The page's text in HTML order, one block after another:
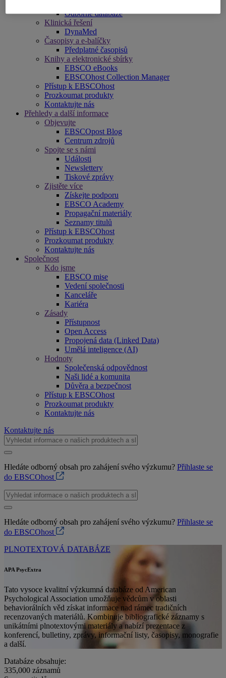
Odborné databáze
Klinická řešení
DynaMed
Časopisy a e-balíčky
Předplatné časopisů
Knihy a elektronické sbírky
EBSCO eBooks
EBSCOhost Collection Manager
Přístup k EBSCOhost
Prozkoumat produkty
Kontaktujte nás
Přehledy a další informace
Objevujte
EBSCOpost Blog
Centrum zdrojů
Spojte se s námi
Události
Newslettery
Tiskové zprávy
Zjistěte více
Získejte podporu
EBSCO Academy
Propagační materiály
Seznamy titulů
Přístup k EBSCOhost
Prozkoumat produkty
Kontaktujte nás
Společnost
Kdo jsme
EBSCO mise
Vedení společnosti
Kanceláře
Kariéra
Zásady
Přístupnost
Open Access
Propojená data (Linked Data)
Umělá inteligence (AI)
Hodnoty
Společenská odpovědnost
Naši lidé a komunita
Důvěra a bezpečnost
Přístup k EBSCOhost
Prozkoumat produkty
Kontaktujte nás
Kontaktujte nás
Hledáte odborný obsah pro zahájení svého výzkumu? Přihlaste se
do EBSCOhost
Hledáte odborný obsah pro zahájení svého výzkumu? Přihlaste se
do EBSCOhost
PLNOTEXTOVÁ DATABÁZE
APA PsycExtra
Tato vysoce kvalitní výzkumná databáze od American
Psychological Association umožňuje vědcům v oblasti
behaviorálních věd získat informace nad rámec tradičních
recenzovaných materiálů. Kombinuje bibliografické záznamy s
unikátními plnotextovými materiály a nabízí prezentace z
konferencí, bulletiny, zprávy, informační listy, časopisy, monografie
a další.
Databáze obsahuje:
335,000 záznamů